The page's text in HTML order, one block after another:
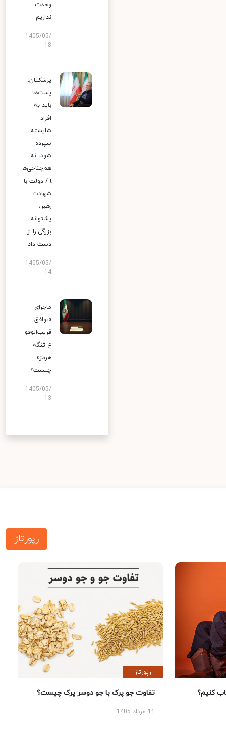
وحدت
نداریم
1405/05/
18
پزشکیان:
پست‌ها
باید به
افراد
شایسته
سپرده
شود، نه
هم‌جناحی‌ه
ا / دولت با
شهادت
رهبر،
پشتوانه
بزرگی را از
دست داد
1405/05/
14
ماجرای
«توافق
قریب‌الوقو
ع تنگه
هرمز»
چیست؟
1405/05/
13
رپورتاژ
کنیم؟
رپورتاژ
تفاوت جو پرک با جو دوسر پرک چیست؟